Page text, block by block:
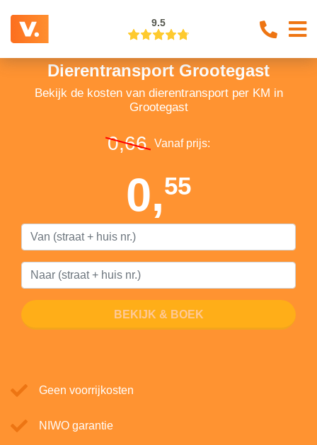
9.5
Dierentransport Grootegast
Bekijk de kosten van dierentransport per KM in
Grootegast
0,66 Vanaf prijs:
0,55
BEKIJK & BOEK
Geen voorrijkosten
NIWO garantie